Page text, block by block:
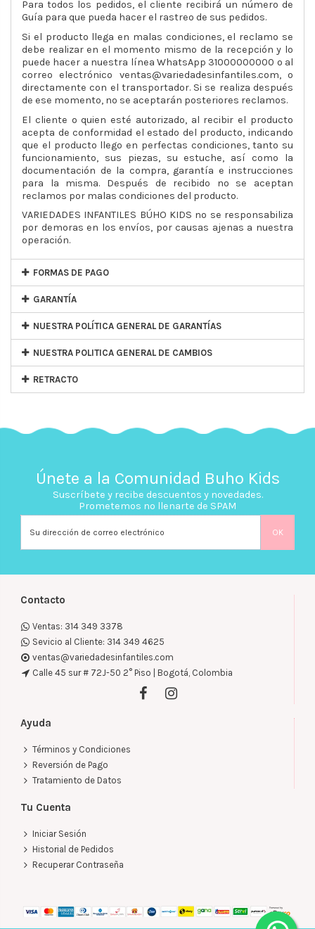
Para todos los pedidos, el cliente recibirá un número de
Guía para que pueda hacer el rastreo de sus pedidos.
Si el producto llega en malas condiciones, el reclamo se
debe realizar en el momento mismo de la recepción y lo
puede hacer a nuestra línea WhatsApp 31000000000 o al
correo electrónico ventas@variedadesinfantiles.com, o
directamente con el transportador. Si se realiza después
de ese momento, no se aceptarán posteriores reclamos.
El cliente o quien esté autorizado, al recibir el producto
acepta de conformidad el estado del producto, indicando
que el producto llego en perfectas condiciones, tanto su
funcionamiento, sus piezas, su estuche, así como la
documentación de la compra, garantía e instrucciones
para la misma. Después de recibido no se aceptan
reclamos por malas condiciones del producto.
VARIEDADES INFANTILES BÚHO KIDS no se responsabiliza
por demoras en los envíos, por causas ajenas a nuestra
operación.
FORMAS DE PAGO
GARANTÍA
NUESTRA POLÍTICA GENERAL DE GARANTÍAS
NUESTRA POLITICA GENERAL DE CAMBIOS
RETRACTO
Únete a la Comunidad Buho Kids
Suscríbete y recibe descuentos y novedades.
Prometemos no llenarte de SPAM
Contacto
Ventas: 314 349 3378
Sevicio al Cliente: 314 349 4625
ventas@variedadesinfantiles.com
Calle 45 sur # 72J-50 2° Piso | Bogotá, Colombia
Ayuda
Términos y Condiciones
Reversión de Pago
Tratamiento de Datos
Tu Cuenta
Iniciar Sesión
Historial de Pedidos
Recuperar Contraseña